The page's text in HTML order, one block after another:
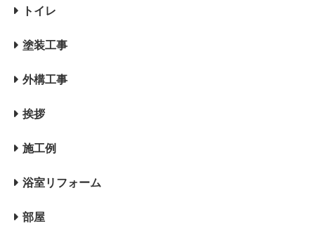
トイレ
塗装工事
外構工事
挨拶
施工例
浴室リフォーム
部屋